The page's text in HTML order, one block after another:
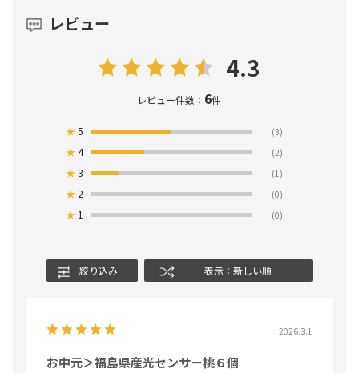
レビュー
4.3
レビュー件数： 6件
★5 (3)
★4 (2)
★3 (1)
★ 2 (0)
★ 1 (0)
絞り込み 表示：新しい順
2026.8.1
お中元＞福島県産光センサー桃６個